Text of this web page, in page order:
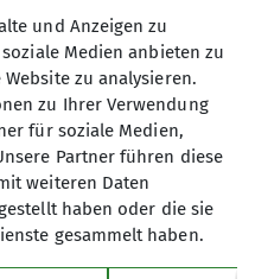
angesammelt.
oder Karten nicht
unserer Trainer
wir Lehrmaterial zu
nur als
und nicht direkt
und Anzeigen zu
Medien anbieten zu
zu analysieren.
zu Ihrer Verwendung
für soziale Medien,
Partner führen diese
weiteren Daten
haben oder die sie
gesammelt haben.